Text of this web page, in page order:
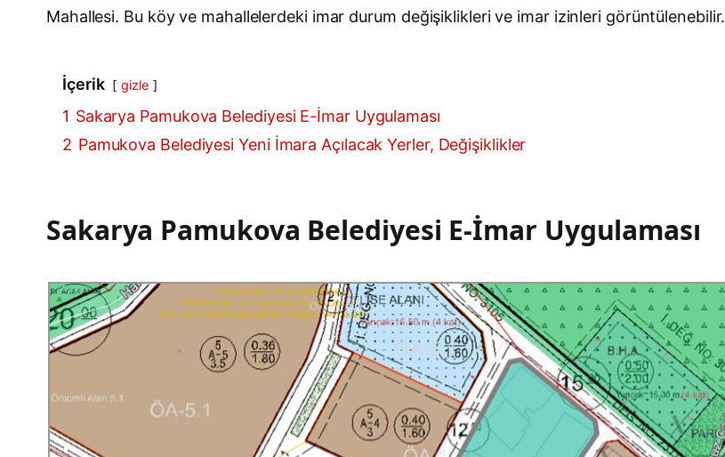
Mahallesi. Bu köy ve mahallelerdeki imar durum değişiklikleri ve imar izinleri görüntülenebilir.
İçerik gizle
1 Sakarya Pamukova Belediyesi E-İmar Uygulaması
2 Pamukova Belediyesi Yeni İmara Açılacak Yerler, Değişiklikler
Sakarya Pamukova Belediyesi E-İmar Uygulaması